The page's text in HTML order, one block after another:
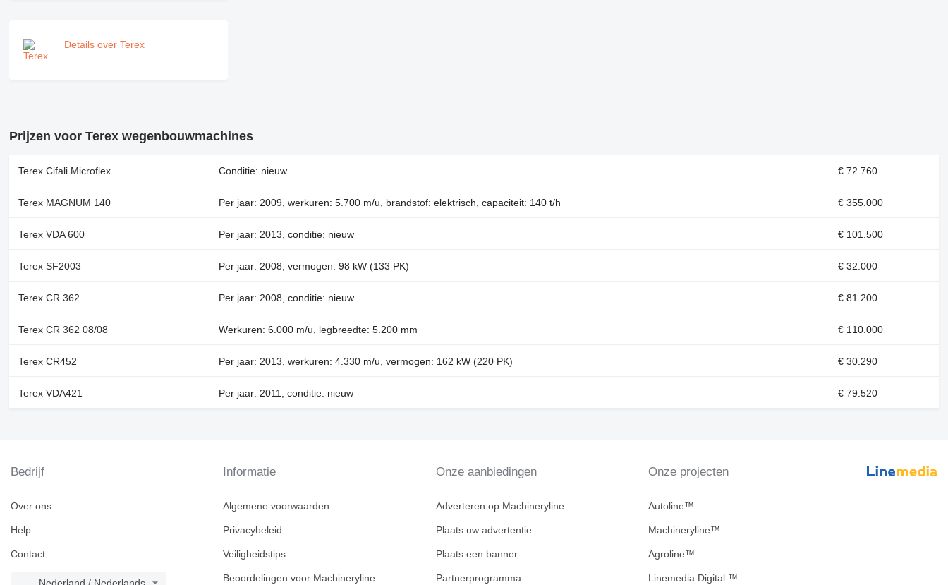
Details over Terex
Prijzen voor Terex wegenbouwmachines
Terex Cifali Microflex Conditie: nieuw € 72.760
Terex MAGNUM 140 Per jaar: 2009, werkuren: 5.700 m/u, brandstof: elektrisch, capaciteit: 140 t/h € 355.000
Terex VDA 600 Per jaar: 2013, conditie: nieuw € 101.500
Terex SF2003 Per jaar: 2008, vermogen: 98 kW (133 PK) € 32.000
Terex CR 362 Per jaar: 2008, conditie: nieuw € 81.200
Terex CR 362 08/08 Werkuren: 6.000 m/u, legbreedte: 5.200 mm € 110.000
Terex CR452 Per jaar: 2013, werkuren: 4.330 m/u, vermogen: 162 kW (220 PK) € 30.290
Terex VDA421 Per jaar: 2011, conditie: nieuw € 79.520
Bedrijf
Over ons
Help
Contact
Informatie
Algemene voorwaarden
Privacybeleid
Veiligheidstips
Beoordelingen voor Machineryline
Onze aanbiedingen
Adverteren op Machineryline
Plaats uw advertentie
Plaats een banner
Partnerprogramma
Onze projecten
Autoline™
Machineryline™
Agroline™
Linemedia Digital ™